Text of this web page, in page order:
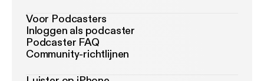
Voor Podcasters
Inloggen als podcaster
Podcaster FAQ
Community-richtlijnen